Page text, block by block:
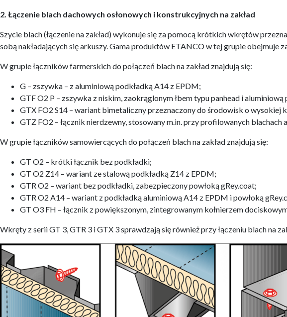
2. Łączenie blach dachowych osłonowych i konstrukcyjnych na zakład
Szycie blach (łączenie na zakład) wykonuje się za pomocą krótkich wkrętów
sobą nakładających się arkuszy. Gama produktów ETANCO w tej grupie obejmuje
W grupie łączników farmerskich do połączeń blach na zakład znajdują się:
G – zszywka – z aluminiową podkładką A14 z EPDM;
GTF O2 P – zszywka z niskim, zaokrąglonym łbem typu panhead i
GTX FO2 S14 – wariant bimetaliczny przeznaczony do środowisk o wysokiej
GTZ FO2 – łącznik nierdzewny, stosowany m.in. przy profilowanych blachach
W grupie łączników samowiercących do połączeń blach na zakład znajdują się:
GT O2 – krótki łącznik bez podkładki;
GT O2 Z14 – wariant ze stalową podkładką Z14 z EPDM;
GTR O2 – wariant bez podkładki, zabezpieczony powłoką gRey.coat;
GTR O2 A14 – wariant z podkładką aluminiową A14 z EPDM i powłoką
GT O3 FH – łącznik z powiększonym, zintegrowanym kołnierzem
Wkręty z serii GT 3, GTR 3 i GTX 3 sprawdzają się również przy łączeniu blach na